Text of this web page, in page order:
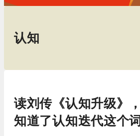
单
认知
读刘传《认知升级》，
知道了认知迭代这个词